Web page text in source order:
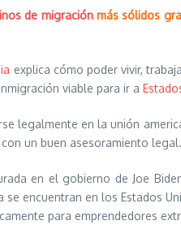
de migraciónmás sólidos
explica cómo poder vivir,
viable para ir a
legalmente en la unión
un buen asesoramiento legal.
en el gobierno de Joe
encuentran en los Estados
para emprendedores